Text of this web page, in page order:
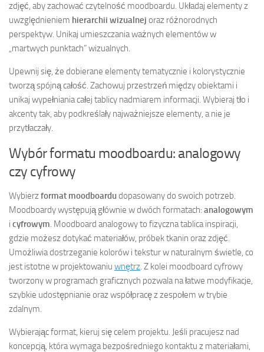
zdjęć, aby zachować czytelność moodboardu. Układaj elementy z
uwzględnieniem hierarchii wizualnej oraz różnorodnych
perspektyw. Unikaj umieszczania ważnych elementów w
„martwych punktach” wizualnych.
Upewnij się, że dobierane elementy tematycznie i kolorystycznie
tworzą spójną całość. Zachowuj przestrzeń między obiektami i
unikaj wypełniania całej tablicy nadmiarem informacji. Wybieraj tło i
akcenty tak, aby podkreślały najważniejsze elementy, a nie je
przytłaczały.
Wybór formatu moodboardu: analogowy
czy cyfrowy
Wybierzformat moodboardudopasowany do swoich potrzeb.
Moodboardy występują głównie w dwóch formatach: analogowym
i cyfrowym . Moodboard analogowy to fizyczna tablica inspiracji,
gdzie możesz dotykać materiałów, próbek tkanin oraz zdjęć.
Umożliwia dostrzeganie kolorów i tekstur w naturalnym świetle, co
jest istotne w projektowaniu wnętrz . Z kolei moodboard cyfrowy
tworzony w programach graficznych pozwala na łatwe modyfikacje,
szybkie udostępnianie oraz współpracę z zespołem w trybie
zdalnym.
Wybierając format, kieruj się celem projektu. Jeśli pracujesz nad
koncepcją, która wymaga bezpośredniego kontaktu z materiałami,